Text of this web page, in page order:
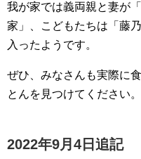
我が家では義両親と妻が
家」、こどもたちは「藤
入ったようです。
ぜひ、みなさんも実際に
とんを見つけてください。
2022年9月4日追記